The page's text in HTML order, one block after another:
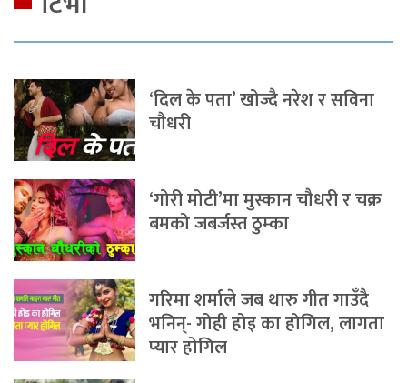
‘दिल के पता’ खोज्दै नरेश र सविना
चौधरी
‘गोरी मोटी’मा मुस्कान चौधरी र चक्र
बमको जबर्जस्त ठुम्का
गरिमा शर्माले जब थारु गीत गाउँदै
भनिन्- गोही होइ का होगिल, लागता
प्यार होगिल